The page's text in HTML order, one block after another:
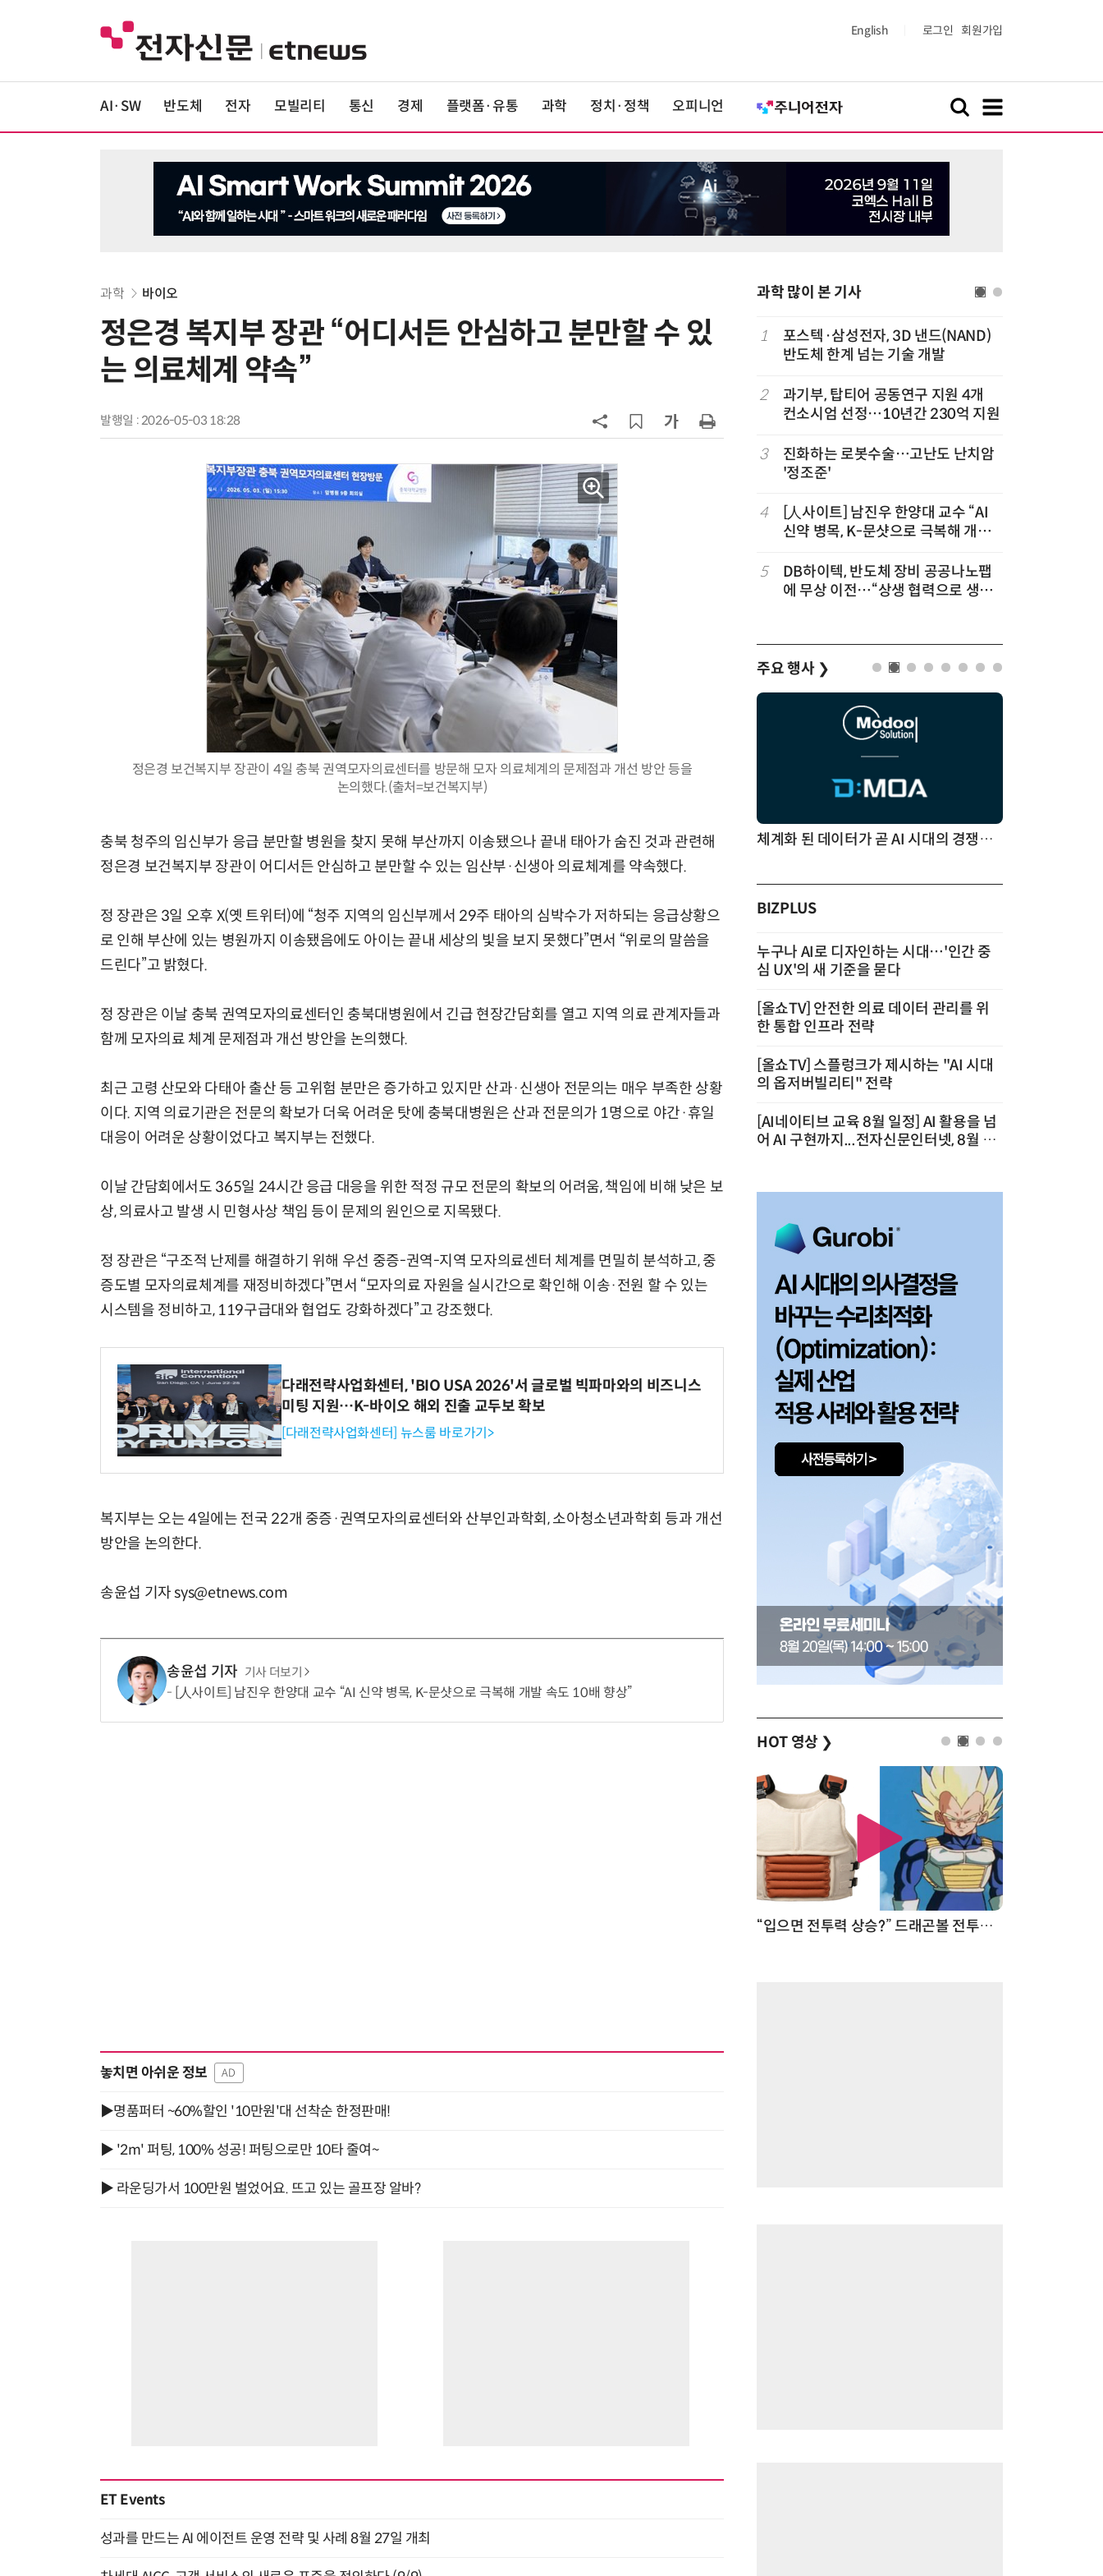
English 로그인 회원가입
AI·SW 반도체 전자 모빌리티 통신 경제 플랫폼·유통 과학 정치·정책 오피니언
과학 바이오
정은경 복지부 장관 “어디서든 안심하고 분만할 수 있
는 의료체계 약속”
발행일 : 2026-05-03 18:28
정은경 보건복지부 장관이 4일 충북 권역모자의료센터를 방문해 모자 의료체계의 문제점과 개선 방안 등을
논의했다.(출처=보건복지부)
충북 청주의 임신부가 응급 분만할 병원을 찾지 못해 부산까지 이송됐으나 끝내 태아가 숨진 것과 관련해
정은경 보건복지부 장관이 어디서든 안심하고 분만할 수 있는 임산부·신생아 의료체계를 약속했다.
정 장관은 3일 오후 X(옛 트위터)에 “청주 지역의 임신부께서 29주 태아의 심박수가 저하되는 응급상황으
로 인해 부산에 있는 병원까지 이송됐음에도 아이는 끝내 세상의 빛을 보지 못했다”면서 “위로의 말씀을
드린다”고 밝혔다.
정 장관은 이날 충북 권역모자의료센터인 충북대병원에서 긴급 현장간담회를 열고 지역 의료 관계자들과
함께 모자의료 체계 문제점과 개선 방안을 논의했다.
최근 고령 산모와 다태아 출산 등 고위험 분만은 증가하고 있지만 산과·신생아 전문의는 매우 부족한 상황
이다. 지역 의료기관은 전문의 확보가 더욱 어려운 탓에 충북대병원은 산과 전문의가 1명으로 야간·휴일
대응이 어려운 상황이었다고 복지부는 전했다.
이날 간담회에서도 365일 24시간 응급 대응을 위한 적정 규모 전문의 확보의 어려움, 책임에 비해 낮은 보
상, 의료사고 발생 시 민형사상 책임 등이 문제의 원인으로 지목됐다.
정 장관은 “구조적 난제를 해결하기 위해 우선 중증-권역-지역 모자의료센터 체계를 면밀히 분석하고, 중
증도별 모자의료체계를 재정비하겠다”면서 “모자의료 자원을 실시간으로 확인해 이송·전원 할 수 있는
시스템을 정비하고, 119구급대와 협업도 강화하겠다”고 강조했다.
다래전략사업화센터, 'BIO USA 2026'서 글로벌 빅파마와의 비즈니스
미팅 지원…K-바이오 해외 진출 교두보 확보
[다래전략사업화센터] 뉴스룸 바로가기>
복지부는 오는 4일에는 전국 22개 중증·권역모자의료센터와 산부인과학회, 소아청소년과학회 등과 개선
방안을 논의한다.
송윤섭 기자 sys@etnews.com
송윤섭 기자 기사 더보기
[人사이트] 남진우 한양대 교수 “AI 신약 병목, K-문샷으로 극복해 개발 속도 10배 향상”
놓치면 아쉬운 정보 AD
▶명품퍼터 ~60%할인 '10만원'대 선착순 한정판매!
▶ '2m' 퍼팅, 100% 성공! 퍼팅으로만 10타 줄여~
▶ 라운딩가서 100만원 벌었어요. 뜨고 있는 골프장 알바?
ET Events
성과를 만드는 AI 에이전트 운영 전략 및 사례 8월 27일 개최
과학 많이 본 기사
6
KIST, 기존 반도체 공정으로 전기·
·바이오 실험에 더위도 잊었다…
“내년 2기로 이어집니다”
부, 첨단 의료 AI 임상 확산 지원
9
[르포]아이들이 직접 첨단 전자현미
경 다루며 과학원리 체득...과학체험
제공 '주니어닥터' 현장
10 다누리, 스페이스X 팰컨9 달 충돌 전
후 포착
1
포스텍·삼성전자, 3D 낸드(NAND)
반도체 한계 넘는 기술 개발
2
과기부, 탑티어 공동연구 지원 4개
컨소시엄 선정…10년간 230억 지원
3
진화하는 로봇수술…고난도 난치암
'정조준'
4
[人사이트] 남진우 한양대 교수 “AI
신약 병목, K-문샷으로 극복해 개발
5
DB하이텍, 반도체 장비 공공나노팹
에 무상 이전…“상생 협력으로 생태
주요 행사 ❯
AI Native Enterprise를 지원하는 AI Ready Data 플랫폼 활용 전략 AI 시대의 옵저버빌리티: GPU·LLM 모니터링부터 AI 기반 장애 대응까지 체계화 된 데이터가 곧 AI 시대의 경쟁력이다
BIZPLUS
누구나 AI로 디자인하는 시대…'인간 중
심 UX'의 새 기준을 묻다
[올쇼TV] 안전한 의료 데이터 관리를 위
한 통합 인프라 전략
[올쇼TV] 스플렁크가 제시하는 "AI 시대
의 옵저버빌리티" 전략
[AI네이티브 교육 8월 일정] AI 활용을 넘
어 AI 구현까지...전자신문인터넷, 8월 실
HOT 영상 ❯
“입으면 전투력 상승?” 드래곤볼 전투복 닮은 중량조끼